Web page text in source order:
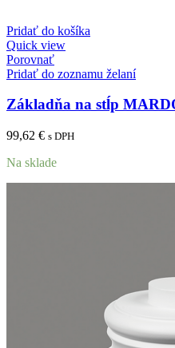
Pridať do košíka
Quick view
Porovnať
Pridať do zoznamu želaní
Základňa na stĺp
99,62 € s DPH
Na sklade